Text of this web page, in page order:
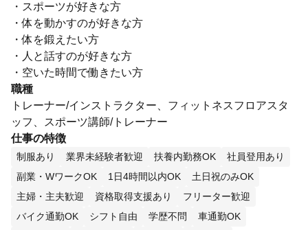
・スポーツが好きな方
・体を動かすのが好きな方
・体を鍛えたい方
・人と話すのが好きな方
・空いた時間で働きたい方
職種
トレーナー/インストラクター、フィットネスフロアスタ
ッフ、スポーツ講師/トレーナー
仕事の特徴
制服あり 業界未経験者歓迎 扶養内勤務OK
社員登用あり
副業・WワークOK
1日4時間以内OK
土日祝のみOK
主婦・主夫歓迎
資格取得支援あり
フリーター歓迎
バイク通勤OK
シフト自由 学歴不問
車通勤OK